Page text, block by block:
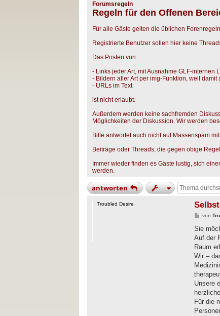
Forumsregeln
Regeln für den Offenen
Für alle Gäste gelten die üblichen
Registrierte Benutzer sollen hier keine
Das Posten von
- Links jeder Art, mit Ausnahme GLF-internen
- Bildern aller Art per img-Funktion, weil
- URLs im Text
ist nicht erlaubt.
Außerdem werden keine sachfremden
Möglichkeiten der Diskussion. Wir werden
Bitte antwortet auch nicht auf Massenspam
Beiträge oder Threads, die gegen obige
Immer wieder finden es Gäste lustig, sich
werden.
antworten
Troubled Desire
B
i
r
a
von
Sie
Auf der
Raum
Wir –
Unsere
Für die